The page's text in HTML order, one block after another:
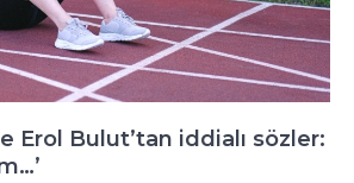
Erol Bulut’tan iddialı sözler: